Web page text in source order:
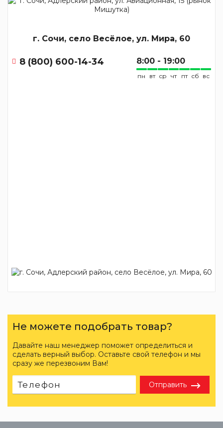
г. Сочи, село Весёлое, ул. Мира, 60
8 (800) 600-14-34 8:00 - 19:00
пн вт ср чт пт сб вс
Не можете подобрать товар?
Давайте наш менеджер поможет определиться и
сделать верный выбор. Оставьте свой телефон и мы
сразу же перезвоним Вам!
Отправить